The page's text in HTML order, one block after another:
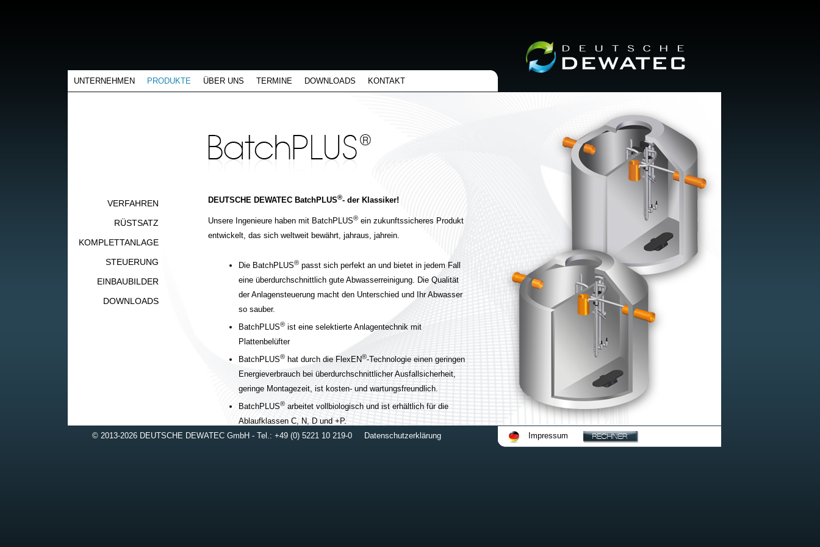
UNTERNEHMEN PRODUKTE ÜBER UNS TERMINE DOWNLOADS KONTAKT
VERFAHREN
RÜSTSATZ
KOMPLETTANLAGE
STEUERUNG
EINBAUBILDER
DOWNLOADS
DEUTSCHE DEWATEC BatchPLUS®- der Klassiker!
Unsere Ingenieure haben mit BatchPLUS® ein zukunftssicheres Produkt
entwickelt, das sich weltweit bewährt, jahraus, jahrein.
Die BatchPLUS® passt sich perfekt an und bietet in jedem Fall
eine überdurchschnittlich gute Abwasserreinigung. Die Qualität
der Anlagensteuerung macht den Unterschied und Ihr Abwasser
so sauber.
BatchPLUS® ist eine selektierte Anlagentechnik mit
Plattenbelüfter
BatchPLUS® hat durch die FlexEN®-Technologie einen geringen
Energieverbrauch bei überdurchschnittlicher Ausfallsicherheit,
geringe Montagezeit, ist kosten- und wartungsfreundlich.
BatchPLUS® arbeitet vollbiologisch und ist erhältlich für die
Ablaufklassen C, N, D und +P.
BatchPLUS®natürlich mit DIBt-Zulassung und CE-Zertifizierung.
© 2013-2026 DEUTSCHE DEWATEC GmbH - Tel.: +49 (0) 5221 10 219-0 Datenschutzerklärung Impressum